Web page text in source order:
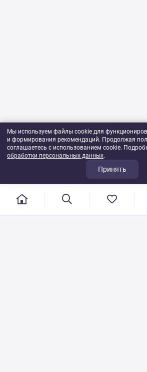
Мы используем файлы cookie для
и формирования рекомендаций. Продолжая
соглашаетесь с использованием cookie.
обработки персональных данных.
Принять